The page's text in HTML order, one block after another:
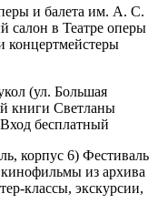
и балета им. А. С.
салон в Театре оперы
концертмейстеры
(ул. Большая
книги Светланы
бесплатный
корпус 6) Фестиваль
из архива
классы, экскурсии,